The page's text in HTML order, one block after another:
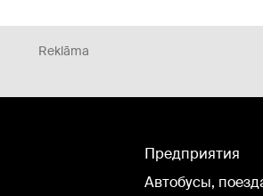
Reklāma
Предприятия
Автобусы,